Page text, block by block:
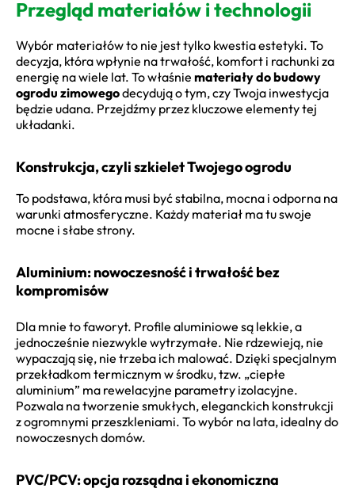
Przegląd materiałów i technologii
Wybór materiałów to nie jest tylko kwestia estetyki. To
decyzja, która wpłynie na trwałość, komfort i rachunki za
energię na wiele lat. To właśnie materiały do budowy
ogrodu zimowegodecydują o tym, czy Twoja inwestycja
będzie udana. Przejdźmy przez kluczowe elementy tej
układanki.
Konstrukcja, czyli szkielet Twojego ogrodu
To podstawa, która musi być stabilna, mocna i odporna na
warunki atmosferyczne. Każdy materiał ma tu swoje
mocne i słabe strony.
Aluminium: nowoczesność i trwałość bez
kompromisów
Dla mnie to faworyt. Profile aluminiowe są lekkie, a
jednocześnie niezwykle wytrzymałe. Nie rdzewieją, nie
wypaczają się, nie trzeba ich malować. Dzięki specjalnym
przekładkom termicznym w środku, tzw. „ciepłe
aluminium” ma rewelacyjne parametry izolacyjne.
Pozwala na tworzenie smukłych, eleganckich konstrukcji
z ogromnymi przeszkleniami. To wybór na lata, idealny do
nowoczesnych domów.
PVC/PCV: opcja rozsądna i ekonomiczna